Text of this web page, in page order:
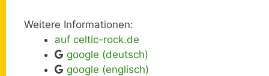
Weitere Informationen:
auf celtic-rock.de
google (deutsch)
google (englisch)